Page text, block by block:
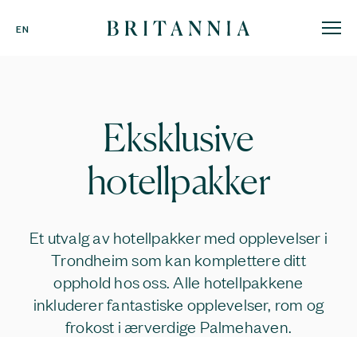
EN
Britannia
Eksklusive
hotellpakker
Et utvalg av hotellpakker med opplevelser i
Trondheim som kan komplettere ditt
opphold hos oss. Alle hotellpakkene
inkluderer fantastiske opplevelser, rom og
frokost i ærverdige Palmehaven.